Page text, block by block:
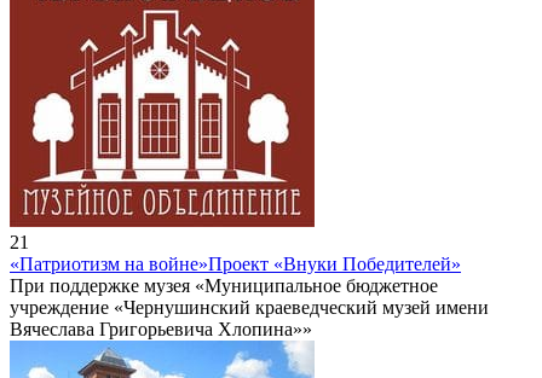
21
«Патриотизм на войне»Проект «Внуки Победителей»
При поддержке музея «Муниципальное бюджетное
учреждение «Чернушинский краеведческий музей имени
Вячеслава Григорьевича Хлопина»»